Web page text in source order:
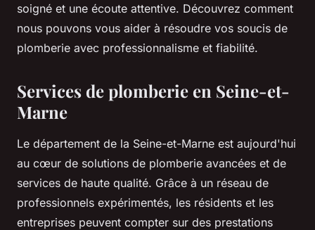
soigné et une écoute attentive. Découvrez comment
nous pouvons vous aider à résoudre vos soucis de
plomberie avec professionnalisme et fiabilité.
Services de plomberie en Seine-et-
Marne
Le département de la Seine-et-Marne est aujourd'hui
au cœur de solutions de plomberie avancées et de
services de haute qualité. Grâce à un réseau de
professionnels expérimentés, les résidents et les
entreprises peuvent compter sur des prestations